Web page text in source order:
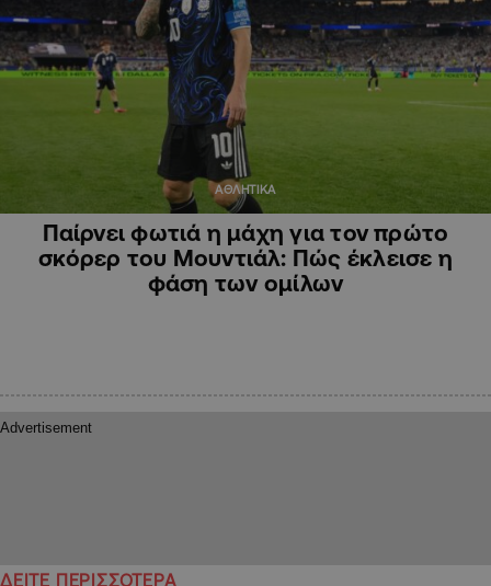
ΑΘΛΗΤΙΚΑ
Παίρνει φωτιά η μάχη για τον πρώτο
σκόρερ του Μουντιάλ: Πώς έκλεισε η
φάση των ομίλων
ΔΕΙΤΕ ΠΕΡΙΣΣΟΤΕΡΑ